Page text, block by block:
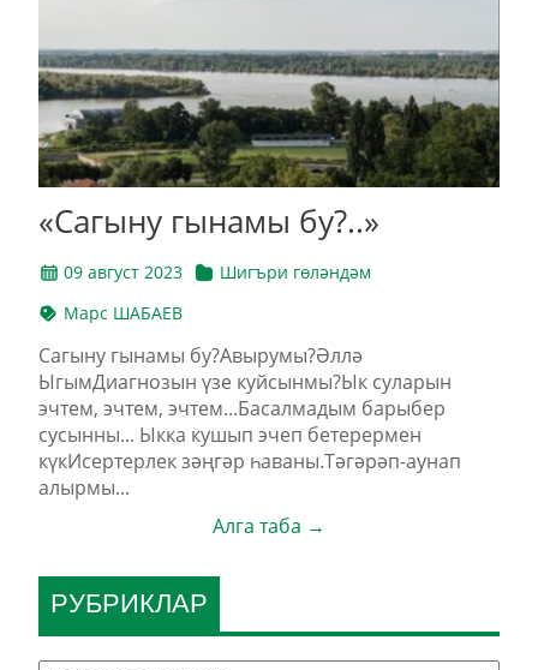
«Сагыну гынамы бу?..»
09 август 2023
Шигъри гөләндәм
Марс ШАБАЕВ
Сагыну гынамы бу?Авырумы?Әллә
ЫгымДиагнозын үзе куйсынмы?Ык суларын
эчтем, эчтем, эчтем...Басалмадым барыбер
сусынны... Ыкка кушып эчеп бетерермен
күкИсертерлек зәңгәр һаваны.Тәгәрәп-аунап
алырмы...
Алга таба →
РУБРИКЛАР